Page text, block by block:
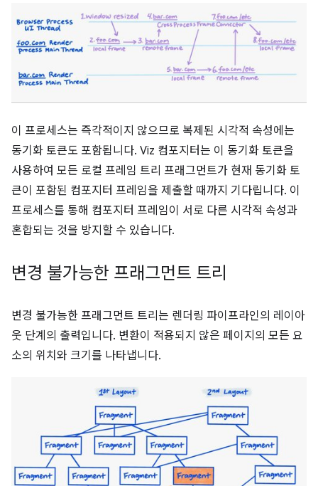
이 프로세스는 즉각적이지 않으므로 복제된 시각적 속성에는
동기화 토큰도 포함됩니다. Viz 컴포지터는 이 동기화 토큰을
사용하여 모든 로컬 프레임 트리 프래그먼트가 현재 동기화 토
큰이 포함된 컴포지터 프레임을 제출할 때까지 기다립니다. 이
프로세스를 통해 컴포지터 프레임이 서로 다른 시각적 속성과
혼합되는 것을 방지할 수 있습니다.
변경 불가능한 프래그먼트 트리
변경 불가능한 프래그먼트 트리는 렌더링 파이프라인의 레이아
웃 단계의 출력입니다. 변환이 적용되지 않은 페이지의 모든 요
소의 위치와 크기를 나타냅니다.